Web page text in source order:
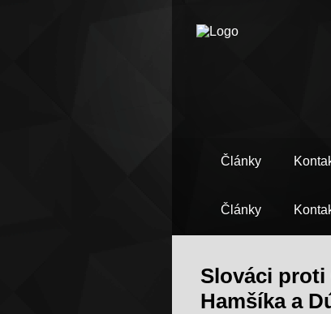
Články
Články
Slováci proti
Hamšíka a